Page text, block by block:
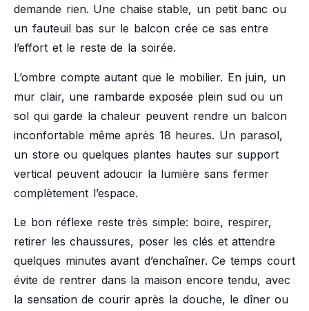
demande rien. Une chaise stable, un petit banc ou
un fauteuil bas sur le balcon crée ce sas entre
l’effort et le reste de la soirée.
L’ombre compte autant que le mobilier. En juin, un
mur clair, une rambarde exposée plein sud ou un
sol qui garde la chaleur peuvent rendre un balcon
inconfortable même après 18 heures. Un parasol,
un store ou quelques plantes hautes sur support
vertical peuvent adoucir la lumière sans fermer
complètement l’espace.
Le bon réflexe reste très simple: boire, respirer,
retirer les chaussures, poser les clés et attendre
quelques minutes avant d’enchaîner. Ce temps court
évite de rentrer dans la maison encore tendu, avec
la sensation de courir après la douche, le dîner ou